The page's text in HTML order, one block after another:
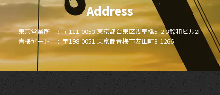
Address
東京営業所 : 〒111-0053 東京都台東区浅草橋5-2-3鈴和ビル2F
青梅ヤード : 〒198-0051 東京都青梅市友田町3-1266